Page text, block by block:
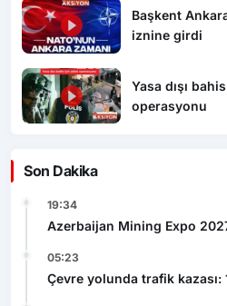
Başkent
iznine girdi
Yasa dışı
operasyonu
Son Dakika
19:34
Azerbaijan Mining Expo
05:23
Çevre yolunda trafik kazası: